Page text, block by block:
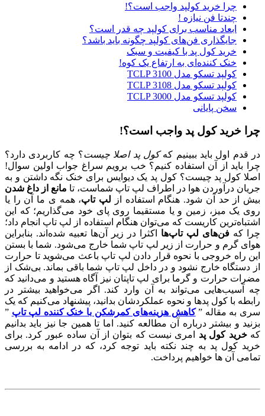
چرا خرید کولپد واجب است؟!
چندتا فن نیازه !
ابعاد مناسب برای کولپد چه قدر است؟
جایگذاری فن‌های کولپد چگونه باید باشد؟
خرید کول پد با کیفیت و سبک
خنک کننده‌ای به ارتفاع یک کوه!
کولپد تسکو مدل TCLP 3100
کولپد تسکو مدل TCLP 3108
کولپد تسکو مدل TCLP 3000
سخن پایانی
چرا خرید کول پد واجب است؟!
در قدم اول باید ببینیم کهکول پد اصلا چیست؟ چه کاربردی دارد؟
چرا باید از آن استفاده کنیم؟ خب برویم سراغ جواب اولین سوال!
اصلا کول پد چیست؟ کول پد یک دیوایس برای خنک نگه داشتن و به
جریان درآوردن هوا در اطراف لپ تاپ شماست، تا مانع از داغ شدن
بیش از حد آن شود. هنگام استفاده از
لپ تاپ، همه ی ما آن را یا
روی یک میز، زمین و یا مستقیما روی پای خود می‌گذاریم؛ که این
اشتباه‌ترین کاریست که می‌توان هنگام استفاده از لپ تاپ انجام داد؛
چرا که فن‌های لپ تاپ‌ها اکثرا در زیر آن‌ها تعبیه شده‌اند. بنابراین
هوای گرم و حرارت از زیر لپ تاپ شما خارج می‌شود. شما با بستن
این راه خروجی با نحوه قرار دادن لپ تاپ باعث می‌شوید تا حرارت
از دستگاه خارج نشود و در داخل لپ تاپ شما باقی بماند. بی‌شک از
مضرات حرارت و گرما برای لپ تاپتان نیز آگاه هستید و می‌دانید که
چه آسیب‌هایی می‌تواند به آن وارد کند. اگر می‌خواهید بیشتر در
رابطه با کول پدها و نحوه عملکردشان بدانید، پیشنهاد می‌کنیم که یک
سری به مقاله ”کاهش هزینه‌های کمرشکن با خنک کننده لپ تاپ ”
بزنید و بیشتر درباره آن مطالعه کنید. اما تا همین جا نیز باید بدانیم
که خرید کول پد امری نیست که بتوان از آن ساده عبور کرد. برای
خرید کول پد به چند نکته باید توجه کرد، که در ادامه به بررسی
تمامی آن ها خواهیم پرداخت.